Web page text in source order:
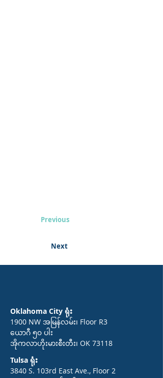
Previous
Next
Oklahoma City ရုံး
1900 NW အမြန်လမ်း၊ Floor R3
ယောဂီ ၅၀ ပါး
အိုကလာဟိုးမားစီးတီး၊ OK 73118
Tulsa ရုံး
3840 S. 103rd East Ave., Floor 2